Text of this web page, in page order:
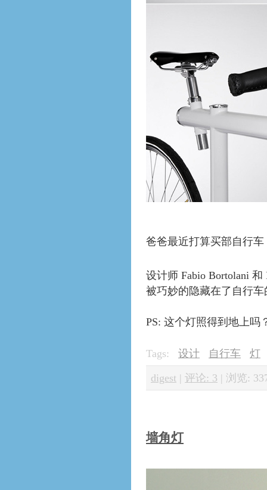
爸爸最近打算买部自行
设计师 Fabio Bortolani
被巧妙的隐藏在了自行
PS: 这个灯照得到地上吗
Tags: 设计 自行车 灯
digest | 评论: 3 | 浏览:
墙角灯